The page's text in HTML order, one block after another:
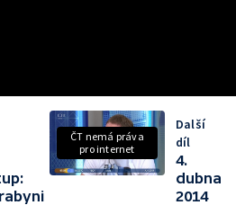
ČT nemá práva
pro internet
Další
díl
4.
dubna
2014